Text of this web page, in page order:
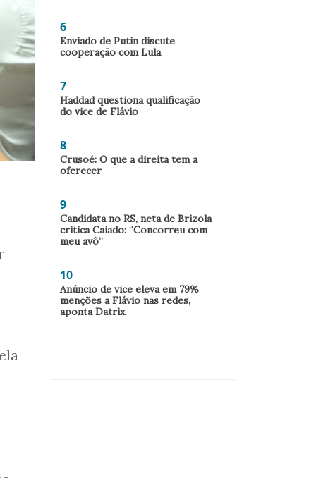
6
Enviado de Putin discute
cooperação com Lula
7
Haddad questiona qualificação
do vice de Flávio
8
Crusoé: O que a direita tem a
oferecer
9
Candidata no RS, neta de Brizola
critica Caiado: “Concorreu com
meu avô”
10
Anúncio de vice eleva em 79%
menções a Flávio nas redes,
aponta Datrix